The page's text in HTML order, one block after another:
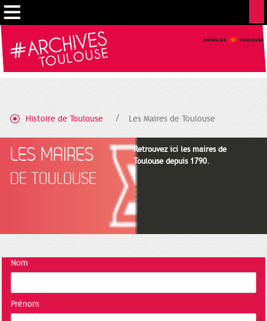
Histoire de Toulouse Les Maires de Toulouse
LES MAIRES
DE TOULOUSE
Retrouvez ici les maires de
Toulouse depuis 1790.
Nom
Prénom
Cookies management panel